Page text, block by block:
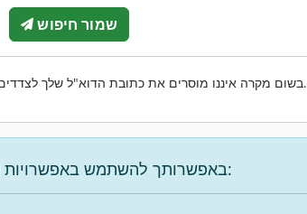
שמור חיפוש
בשום מקרה איננו מוסרים את כתובת הדוא"ל שלךשלנו.
באפשרותך להשתמש באפשרויות הבאות כדי למצוא את המכונה הרצויה: